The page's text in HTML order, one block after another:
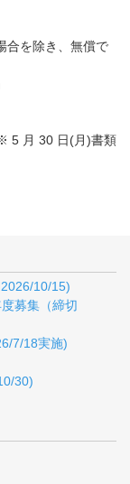
合を除き、無償で
5 月 30 日(月)書類
10/15)
募集（締切
7/18実施)
30)